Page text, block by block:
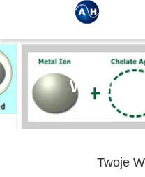
Wyniki
Twoje